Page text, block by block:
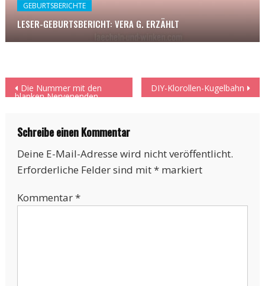
GEBURTSBERICHTE
LESER-GEBURTSBERICHT: VERA G. ERZÄHLT
Beitragsnavigation
Die Nummer mit den
blanken Nervenenden
DIY-Klorollen-Kugelbahn
Schreibe einen Kommentar
Deine E-Mail-Adresse wird nicht veröffentlicht.
Erforderliche Felder sind mit*markiert
Kommentar*